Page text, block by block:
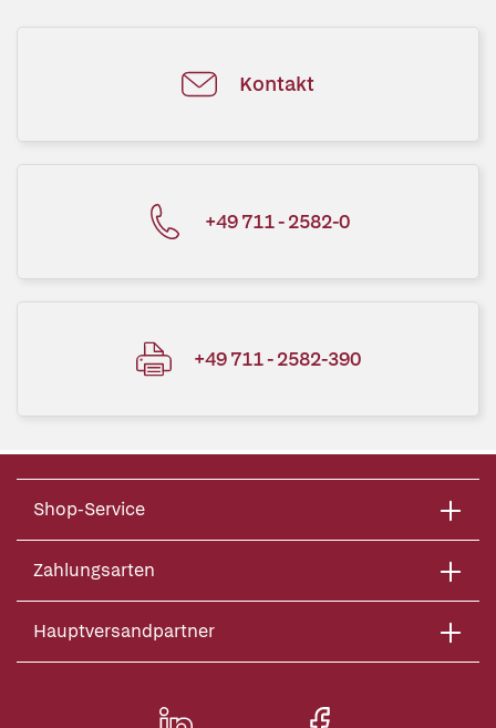
Kontakt
+49 711 - 2582-0
+49 711 - 2582-390
Shop-Service
Zahlungsarten
Hauptversandpartner